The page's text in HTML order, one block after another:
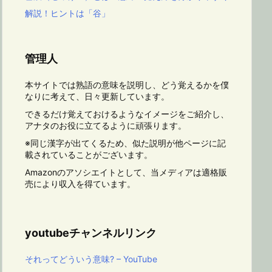
解説！ヒントは「谷」
管理人
本サイトでは熟語の意味を説明し、どう覚えるかを僕
なりに考えて、日々更新しています。
できるだけ覚えておけるようなイメージをご紹介し、
アナタのお役に立てるように頑張ります。
※同じ漢字が出てくるため、似た説明が他ページに記
載されていることがございます。
Amazonのアソシエイトとして、当メディアは適格販
売により収入を得ています。
youtubeチャンネルリンク
それってどういう意味? – YouTube